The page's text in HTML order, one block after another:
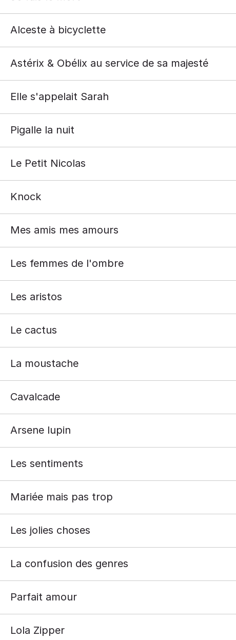
Alceste à bicyclette
Astérix & Obélix au service de sa majesté
Elle s'appelait Sarah
Pigalle la nuit
Le Petit Nicolas
Knock
Mes amis mes amours
Les femmes de l'ombre
Les aristos
Le cactus
La moustache
Cavalcade
Arsene lupin
Les sentiments
Mariée mais pas trop
Les jolies choses
La confusion des genres
Parfait amour
Lola Zipper